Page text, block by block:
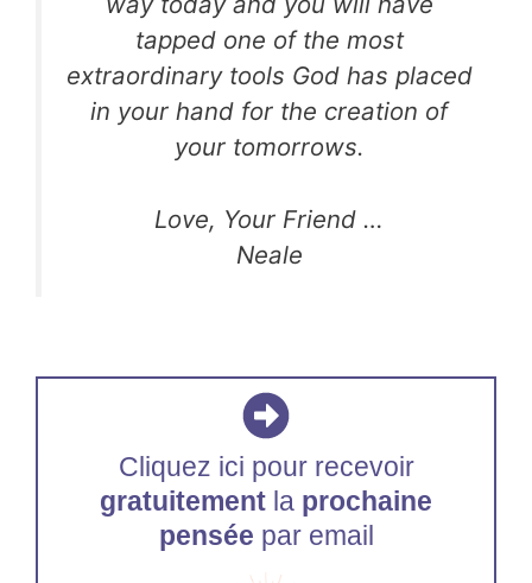
tapped one of the most
extraordinary tools God has placed
in your hand for the creation of
your tomorrows.
Love, Your Friend …
Neale
Cliquez ici pour recevoir
gratuitement la prochaine
pensée par email